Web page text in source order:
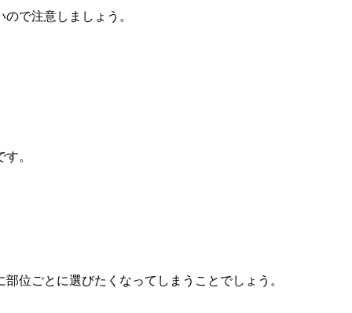
で注意しましょう。
。
位ごとに選びたくなってしまうことでしょう。